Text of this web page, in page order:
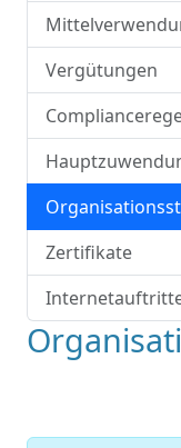
Vergütungen
Zertifikate